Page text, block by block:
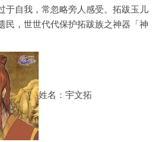
于自我，常忽略旁人感受。拓跋玉儿
民，世世代代保护拓跋族之神器「神
姓名：宇文拓